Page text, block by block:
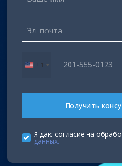
United
States
+1
Получить
Я даю согласие на
данных.